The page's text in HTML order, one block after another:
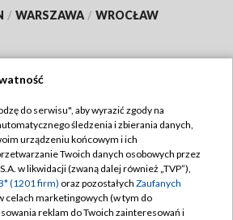
/ WARSZAWA / WROCŁAW
TVP
TVP
Regulamin TVP
prywatności
Moje zgody
do serwisu", aby wyrazić zgody na
śledzenia i zbierania danych,
urządzeniu końcowym i ich
Twoich danych osobowych przez
w likwidacji (zwaną dalej również „TVP”),
(1201 firm) oraz pozostałych Zaufanych
celach marketingowych (w tym do
reklam do Twoich zainteresowań i